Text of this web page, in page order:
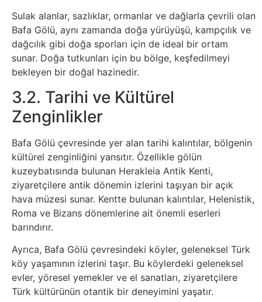
Metaverse
Mobil
Müzik
Nft
Oyun
Projeler
ve
Fikirler
Psikoloji
Sağlık
Sulak alanlar, sazlıklar, ormanlar ve dağlarla çevrili olan
Bafa Gölü, aynı zamanda doğa yürüyüşü, kampçılık ve
dağcılık gibi doğa sporları için de ideal bir ortam
sunar. Doğa tutkunları için bu bölge, keşfedilmeyi
bekleyen bir doğal hazinedir.
3.2. Tarihi ve Kültürel
Zenginlikler
Bafa Gölü çevresinde yer alan tarihi kalıntılar, bölgenin
kültürel zenginliğini yansıtır. Özellikle gölün
kuzeybatısında bulunan Herakleia Antik Kenti,
ziyaretçilere antik dönemin izlerini taşıyan bir açık
hava müzesi sunar. Kentte bulunan kalıntılar, Helenistik,
Roma ve Bizans dönemlerine ait önemli eserleri
barındırır.
Ayrıca, Bafa Gölü çevresindeki köyler, geleneksel Türk
köy yaşamının izlerini taşır. Bu köylerdeki geleneksel
evler, yöresel yemekler ve el sanatları, ziyaretçilere
Türk kültürünün otantik bir deneyimini yaşatır.